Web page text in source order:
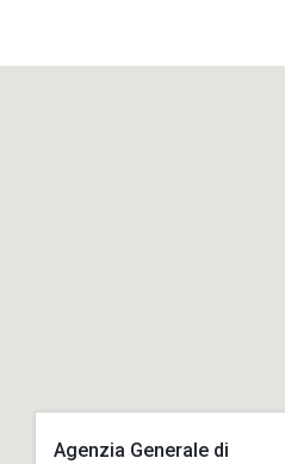
Agenzia Generale di